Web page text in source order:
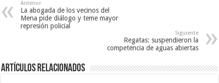
Anterior
La abogada de los vecinos del
Mena pide diálogo y teme mayor
represión policial
Siguiente
Regatas: suspendieron la
competencia de aguas abiertas
Artículos Relacionados